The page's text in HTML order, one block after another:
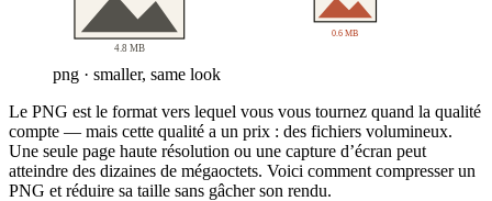
4.8 MB
0.6 MB
png · smaller, same look
Le PNG est le format vers lequel vous vous tournez quand la qualité
compte — mais cette qualité a un prix : des fichiers volumineux.
Une seule page haute résolution ou une capture d’écran peut
atteindre des dizaines de mégaoctets. Voici comment compresser un
PNG et réduire sa taille sans gâcher son rendu.